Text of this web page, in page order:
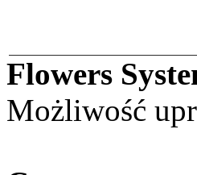
Flowers
Możliwość